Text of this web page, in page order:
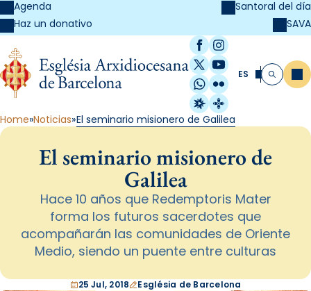
Agenda
Haz un donativo
Santoral del día
SAVA
Facebook
Instagram
X / Twitter
YouTube
WhatsApp
Flickr
Radio Estel
Catalunya
ES Buscar
Home Noticias El seminario misionero de Galilea
El seminario misionero de
Galilea
Hace 10 años que Redemptoris Mater
forma los futuros sacerdotes que
acompañarán las comunidades de Oriente
Medio, siendo un puente entre culturas
25 Jul, 2018 Església de Barcelona